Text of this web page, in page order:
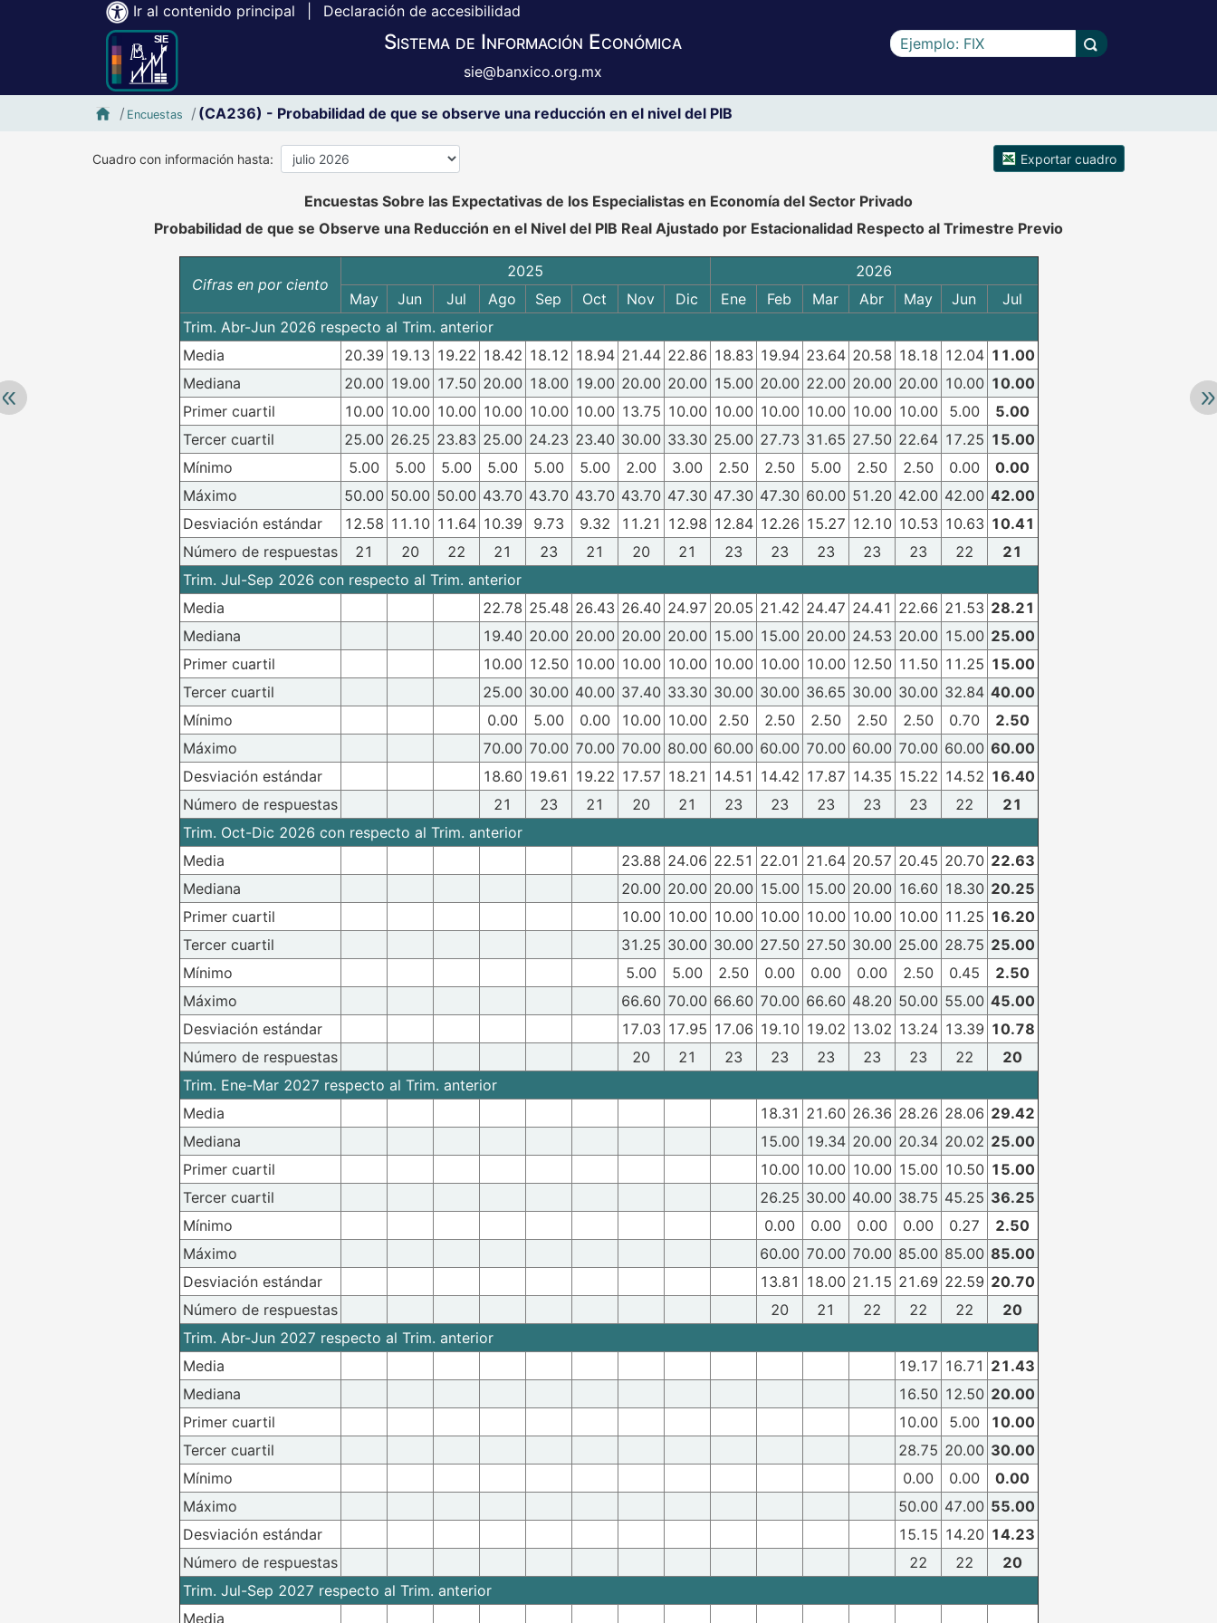
Ir al contenido principal Declaración de accesibilidad
Sistema de Información Económica
sie@banxico.org.mx
Escriba el texto a buscar Llevar a cabo la
Inicio SIE-Banxico
Encuestas (CA236) - Probabilidad de que se observe una reducción en el nivel del PIB
Cuadro con información hasta: Exportar cuadro
Retroceder:
Accesibilidad de Cuadros Analíticos, al exportar el cuadro se pueden manipular los datos en XLS
Encuestas Sobre las Expectativas de los Especialistas en Economía del Sector Privado
Probabilidad de que se Observe una Reducción en el Nivel del PIB Real Ajustado por Estacionalidad Respecto al Trimestre Previo
Cifras en por ciento
2025
2026
May
Jun Jul Ago Sep Oct Nov Dic Ene Feb Mar Abr May Jun
Jul
Trim. Abr-Jun 2026 respecto al Trim. anterior
Media
20.39 19.13 19.22 18.42 18.12 18.94 21.44 22.86 18.83 19.94 23.64 20.58 18.18 12.04 11.00
Mediana
20.00 19.00 17.50 20.00 18.00 19.00 20.00 20.00 15.00 20.00 22.00 20.00 20.00 10.00 10.00
Primer cuartil
10.00 10.00 10.00 10.00 10.00 10.00 13.75 10.00 10.00 10.00 10.00 10.00 10.00 5.00
5.00
Tercer cuartil
25.00 26.25 23.83 25.00 24.23 23.40 30.00 33.30 25.00 27.73 31.65 27.50 22.64 17.25 15.00
Mínimo
5.00 5.00 5.00 5.00 5.00 5.00 2.00 3.00 2.50 2.50 5.00 2.50 2.50 0.00
0.00
Máximo
50.00 50.00 50.00 43.70 43.70 43.70 43.70 47.30 47.30 47.30 60.00 51.20 42.00 42.00 42.00
Desviación estándar
12.58 11.10 11.64 10.39 9.73 9.32 11.21 12.98 12.84 12.26 15.27 12.10 10.53 10.63 10.41
Número de respuestas
21 20 22 21 23 21 20 21 23 23 23 23 23 22
21
Trim. Jul-Sep 2026 con respecto al Trim. anterior
Media
22.78 25.48 26.43 26.40 24.97 20.05 21.42 24.47 24.41 22.66 21.53 28.21
Mediana
19.40 20.00 20.00 20.00 20.00 15.00 15.00 20.00 24.53 20.00 15.00 25.00
Primer cuartil
10.00 12.50 10.00 10.00 10.00 10.00 10.00 10.00 12.50 11.50 11.25 15.00
Tercer cuartil
25.00 30.00 40.00 37.40 33.30 30.00 30.00 36.65 30.00 30.00 32.84 40.00
Mínimo
0.00 5.00 0.00 10.00 10.00 2.50 2.50 2.50 2.50 2.50 0.70
2.50
Máximo
70.00 70.00 70.00 70.00 80.00 60.00 60.00 70.00 60.00 70.00 60.00 60.00
Desviación estándar
18.60 19.61 19.22 17.57 18.21 14.51 14.42 17.87 14.35 15.22 14.52 16.40
Número de respuestas
21 23 21 20 21 23 23 23 23 23 22
21
Trim. Oct-Dic 2026 con respecto al Trim. anterior
Media
23.88 24.06 22.51 22.01 21.64 20.57 20.45 20.70 22.63
Mediana
20.00 20.00 20.00 15.00 15.00 20.00 16.60 18.30 20.25
Primer cuartil
10.00 10.00 10.00 10.00 10.00 10.00 10.00 11.25 16.20
Tercer cuartil
31.25 30.00 30.00 27.50 27.50 30.00 25.00 28.75 25.00
Mínimo
5.00 5.00 2.50 0.00 0.00 0.00 2.50 0.45
2.50
Máximo
66.60 70.00 66.60 70.00 66.60 48.20 50.00 55.00 45.00
Desviación estándar
17.03 17.95 17.06 19.10 19.02 13.02 13.24 13.39 10.78
Número de respuestas
20 21 23 23 23 23 23 22
20
Trim. Ene-Mar 2027 respecto al Trim. anterior
Media
18.31 21.60 26.36 28.26 28.06 29.42
Mediana
15.00 19.34 20.00 20.34 20.02 25.00
Primer cuartil
10.00 10.00 10.00 15.00 10.50 15.00
Tercer cuartil
26.25 30.00 40.00 38.75 45.25 36.25
Mínimo
0.00 0.00 0.00 0.00 0.27
2.50
Máximo
60.00 70.00 70.00 85.00 85.00 85.00
Desviación estándar
13.81 18.00 21.15 21.69 22.59 20.70
Número de respuestas
20 21 22 22 22
20
Trim. Abr-Jun 2027 respecto al Trim. anterior
Media
19.17 16.71 21.43
Mediana
16.50 12.50 20.00
Primer cuartil
10.00 5.00
10.00
Tercer cuartil
28.75 20.00 30.00
Mínimo
0.00 0.00
0.00
Máximo
50.00 47.00 55.00
Desviación estándar
15.15 14.20 14.23
Número de respuestas
22 22
20
Trim. Jul-Sep 2027 respecto al Trim. anterior
Media